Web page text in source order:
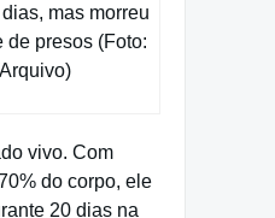
mas morreu
de presos (Foto:
vivo. Com
do corpo, ele
20 dias na